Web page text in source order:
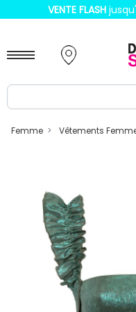
VENTE FLASH
Femme Vêtements